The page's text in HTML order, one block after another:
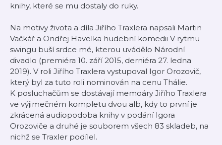
knihy, které se mu dostaly do ruky.
Na motivy života a díla Jiřího Traxlera napsali Martin
Vačkář a Ondřej Havelka hudební komedii V rytmu
swingu buší srdce mé, kterou uvádělo Národní
divadlo (premiéra 10. září 2015, derniéra 27. ledna
2019). V roli Jiřího Traxlera vystupoval Igor Orozovič,
který byl za tuto roli nominován na cenu Thálie.
K posluchačům se dostávají memoáry Jiřího Traxlera
ve výjimečném kompletu dvou alb, kdy to první je
zkrácená audiopodoba knihy v podání Igora
Orozoviče a druhé je souborem všech 83 skladeb, na
nichž se Traxler podílel.